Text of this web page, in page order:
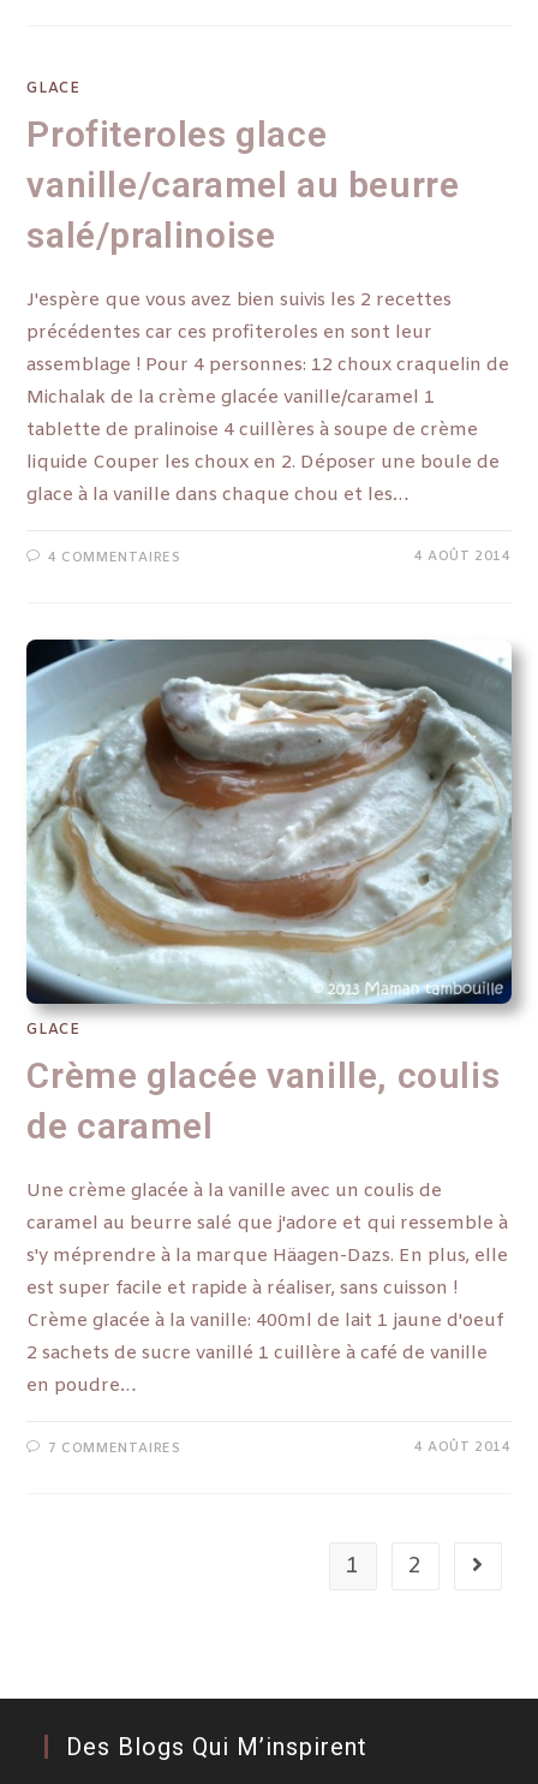
GLACE
Profiteroles glace
vanille/caramel au beurre
salé/pralinoise
J'espère que vous avez bien suivis les 2 recettes
précédentes car ces profiteroles en sont leur
assemblage ! Pour 4 personnes: 12 choux craquelin de
Michalak de la crème glacée vanille/caramel 1
tablette de pralinoise 4 cuillères à soupe de crème
liquide Couper les choux en 2. Déposer une boule de
glace à la vanille dans chaque chou et les…
4 COMMENTAIRES 4 AOÛT 2014
GLACE
Crème glacée vanille, coulis
de caramel
Une crème glacée à la vanille avec un coulis de
caramel au beurre salé que j'adore et qui ressemble à
s'y méprendre à la marque Häagen-Dazs. En plus, elle
est super facile et rapide à réaliser, sans cuisson !
Crème glacée à la vanille: 400ml de lait 1 jaune d'oeuf
2 sachets de sucre vanillé 1 cuillère à café de vanille
en poudre…
7 COMMENTAIRES 4 AOÛT 2014
1 2
Des Blogs Qui M’inspirent